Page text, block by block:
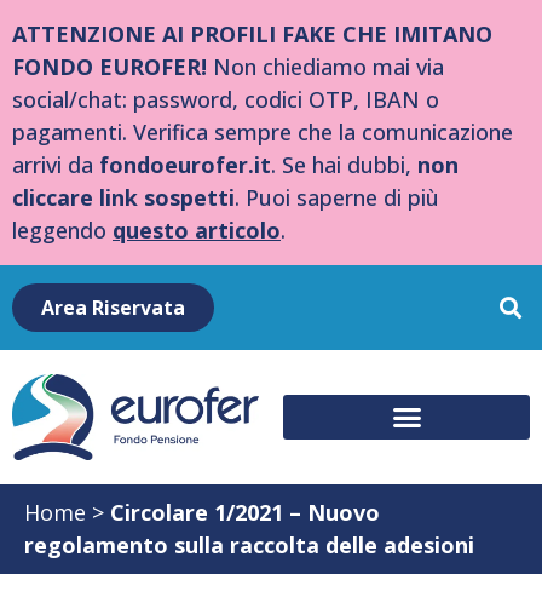
ATTENZIONE AI PROFILI FAKE CHE IMITANO
FONDO EUROFER! Non chiediamo mai via
social/chat: password, codici OTP, IBAN o
pagamenti. Verifica sempre che la comunicazione
arrivi da fondoeurofer.it. Se hai dubbi, non
cliccare link sospetti. Puoi saperne di più
leggendo questo articolo.
Area Riservata
Home > Circolare 1/2021 – Nuovo
regolamento sulla raccolta delle adesioni